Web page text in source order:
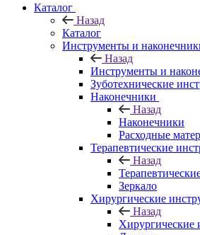
Каталог
Назад
Каталог
Инструменты и
Назад
Инструменты и
Зуботехнические
Наконечники
Назад
Наконечники
Расходные
Терапевтические
Назад
Зеркало
Хирургические
Назад
Хирургические